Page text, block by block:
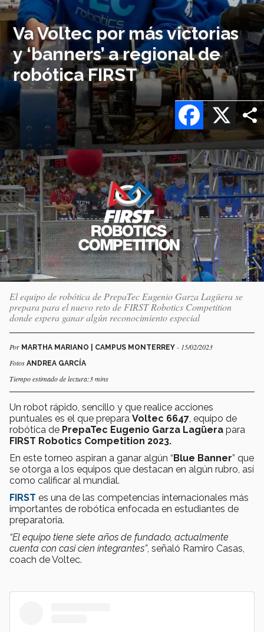
Va Voltec por más victorias
y ‘banners’ a regional de
robótica FIRST
X
Facebook
Imagen
o
logo
El equipo de robótica de PrepaTec Eugenio Garza Lagüera se
prepara para el nuevo reto de FIRST Robotics Competition
donde espera ganar algún reconocimiento especial
Por MARTHA MARIANO | CAMPUS MONTERREY - 15/02/2023
Fotos ANDREA GARCÍA
Tiempo estimado de lectura:3 mins
Un robot rápido, sencillo y que realice acciones
puntuales es el que prepara Voltec 6647 , equipo de
robótica de PrepaTec Eugenio Garza Lagüera para
FIRST Robotics Competition 2023.
En este torneo aspiran a ganar algún “Blue Banner” que
se otorga a los equipos que destacan en algún rubro, así
como calificar al mundial.
FIRST es una de las competencias internacionales más
importantes de robótica enfocada en estudiantes de
preparatoria.
“El equipo tiene siete años de fundado, actualmente
cuenta con casi cien integrantes”, señaló Ramiro Casas,
coach de Voltec.